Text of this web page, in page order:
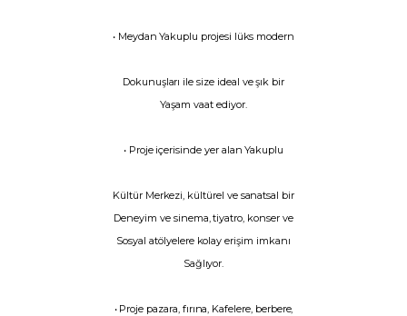
• Meydan Yakuplu projesi lüks modern
Dokunuşları ile size ideal ve şık bir
Yaşam vaat ediyor.
• Proje içerisinde yer alan Yakuplu
Kültür Merkezi, kültürel ve sanatsal bir
Deneyim ve sinema, tiyatro, konser ve
Sosyal atölyelere kolay erişim imkanı
Sağlıyor.
• Proje pazara, fırına, Kafelere, berbere,